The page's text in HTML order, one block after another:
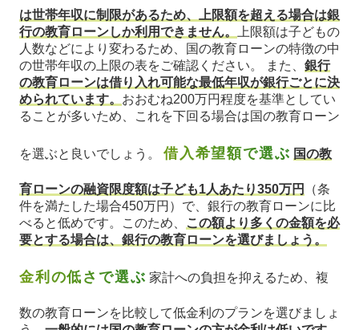
は世帯年収に制限があるため、上限額を超える場合は銀
行の教育ローンしか利用できません。
上限額は子どもの
人数などにより変わるため、国の教育ローンの特徴の中
の世帯年収の上限の表をご確認ください。 また、 銀行
の教育ローンは借り入れ可能な最低年収が銀行ごとに決
められています。 おおむね200万円程度を基準としてい
ることが多いため、これを下回る場合は国の教育ローン
を選ぶと良いでしょう。 借入希望額で選ぶ 国の教
育ローンの融資限度額は子ども1人あたり350万円
（条
件を満たした場合450万円）で、銀行の教育ローンに比
べると低めです。このため、
この額より多くの金額を必
要とする場合は、銀行の教育ローンを選びましょう。
金利の低さで選ぶ 家計への負担を抑えるため、複
数の教育ローンを比較して低金利のプランを選びましょ